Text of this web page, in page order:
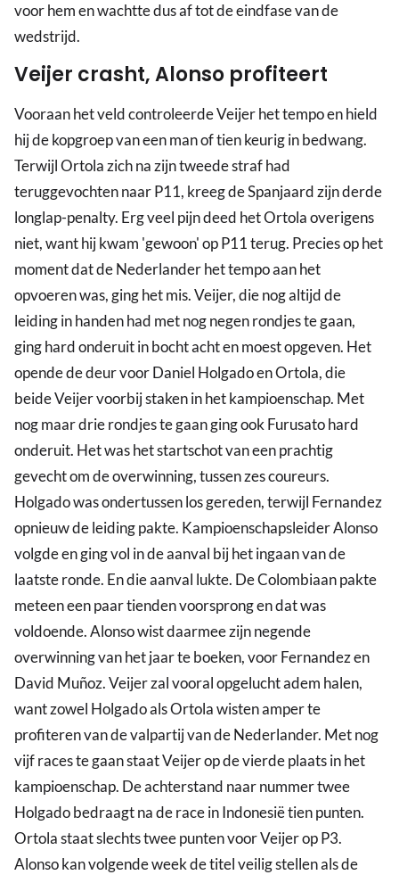
voor hem en wachtte dus af tot de eindfase van de
wedstrijd.
Veijer crasht, Alonso profiteert
Vooraan het veld controleerde Veijer het tempo en hield
hij de kopgroep van een man of tien keurig in bedwang.
Terwijl Ortola zich na zijn tweede straf had
teruggevochten naar P11, kreeg de Spanjaard zijn derde
longlap-penalty. Erg veel pijn deed het Ortola overigens
niet, want hij kwam 'gewoon' op P11 terug. Precies op het
moment dat de Nederlander het tempo aan het
opvoeren was, ging het mis. Veijer, die nog altijd de
leiding in handen had met nog negen rondjes te gaan,
ging hard onderuit in bocht acht en moest opgeven. Het
opende de deur voor Daniel Holgado en Ortola, die
beide Veijer voorbij staken in het kampioenschap. Met
nog maar drie rondjes te gaan ging ook Furusato hard
onderuit. Het was het startschot van een prachtig
gevecht om de overwinning, tussen zes coureurs.
Holgado was ondertussen los gereden, terwijl Fernandez
opnieuw de leiding pakte. Kampioenschapsleider Alonso
volgde en ging vol in de aanval bij het ingaan van de
laatste ronde. En die aanval lukte. De Colombiaan pakte
meteen een paar tienden voorsprong en dat was
voldoende. Alonso wist daarmee zijn negende
overwinning van het jaar te boeken, voor Fernandez en
David Muñoz. Veijer zal vooral opgelucht adem halen,
want zowel Holgado als Ortola wisten amper te
profiteren van de valpartij van de Nederlander. Met nog
vijf races te gaan staat Veijer op de vierde plaats in het
kampioenschap. De achterstand naar nummer twee
Holgado bedraagt na de race in Indonesië tien punten.
Ortola staat slechts twee punten voor Veijer op P3.
Alonso kan volgende week de titel veilig stellen als de